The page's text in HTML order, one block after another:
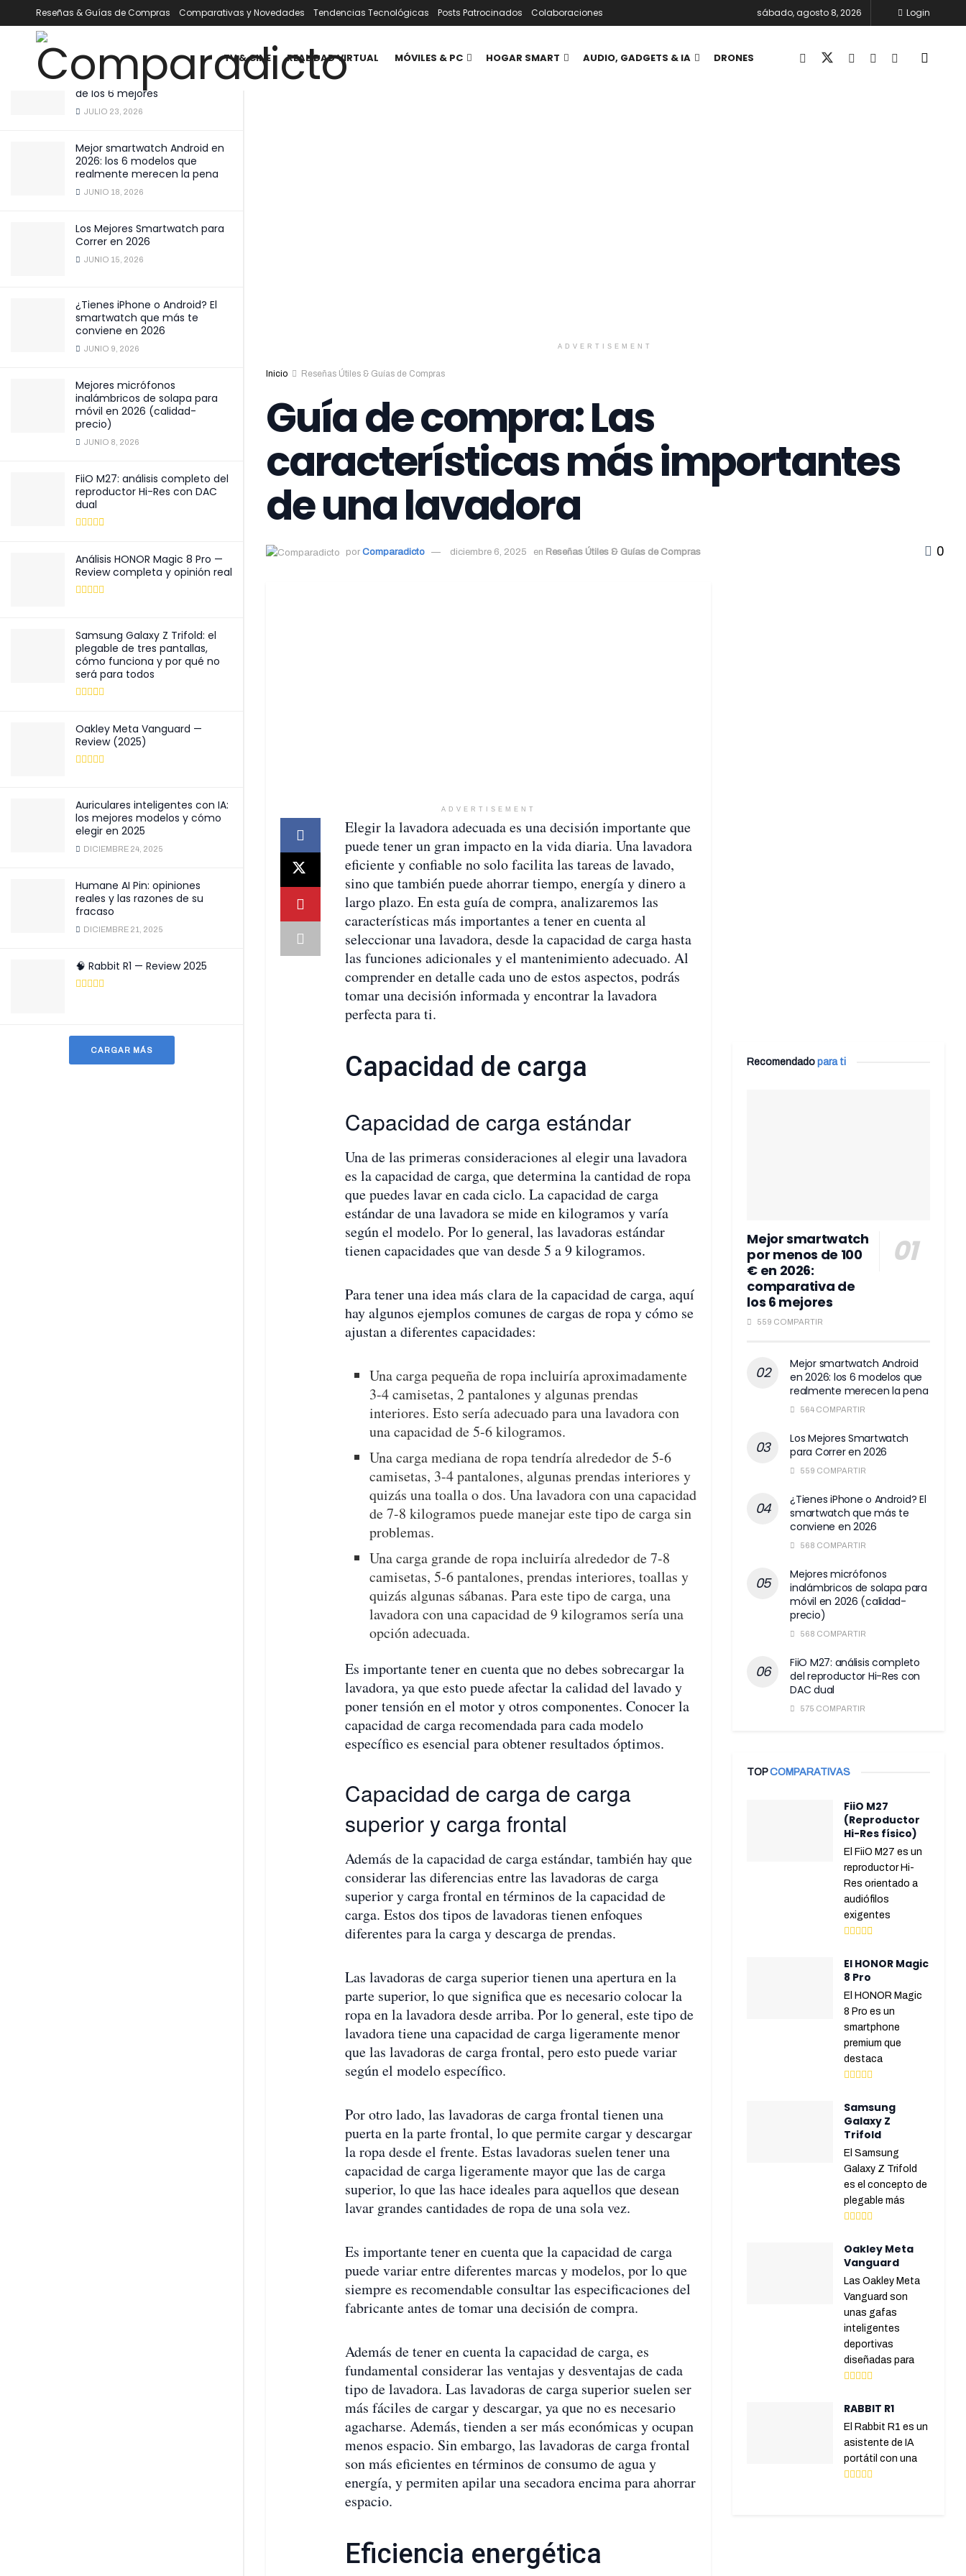
ÚLTIMOS TENDENCIA Filtrar
importantes de una lavadora
Mejor smartwatch por menos
de 100 € en 2026: comparativa
de los 6 mejores
JULIO 23, 2026
Mejor smartwatch Android en
2026: los 6 modelos que
realmente merecen la pena
JUNIO 18, 2026
Los Mejores Smartwatch para
Correr en 2026
JUNIO 15, 2026
¿Tienes iPhone o Android? El
smartwatch que más te
conviene en 2026
JUNIO 9, 2026
Mejores micrófonos
inalámbricos de solapa para
móvil en 2026 (calidad-
precio)
JUNIO 8, 2026
FiiO M27: análisis completo del
reproductor Hi-Res con DAC
dual
Análisis HONOR Magic 8 Pro —
Review completa y opinión real
Samsung Galaxy Z Trifold: el
plegable de tres pantallas,
cómo funciona y por qué no
será para todos
Oakley Meta Vanguard —
Review (2025)
Auriculares inteligentes con IA:
los mejores modelos y cómo
elegir en 2025
DICIEMBRE 24, 2025
Humane AI Pin: opiniones
reales y las razones de su
fracaso
DICIEMBRE 21, 2025
🧠 Rabbit R1 — Review 2025
CARGAR MÁS
Reseñas & Guías de Compras Comparativas y Novedades Tendencias Tecnológicas Posts Patrocinados Colaboraciones sábado, agosto 8, 2026 Login
TV & CINE REALIDAD VIRTUAL MÓVILES & PC HOGAR SMART AUDIO, GADGETS & IA DRONES
ADVERTISEMENT
Inicio Reseñas Útiles & Guías de Compras
Guía de compra: Las
características más importantes
de una lavadora
por Comparadicto diciembre 6, 2025 en Reseñas Útiles & Guías de Compras 0
ADVERTISEMENT
Elegir la lavadora adecuada es una decisión importante que
puede tener un gran impacto en la vida diaria. Una lavadora
eficiente y confiable no solo facilita las tareas de lavado,
sino que también puede ahorrar tiempo, energía y dinero a
largo plazo. En esta guía de compra, analizaremos las
características más importantes a tener en cuenta al
seleccionar una lavadora, desde la capacidad de carga hasta
las funciones adicionales y el mantenimiento adecuado. Al
comprender en detalle cada uno de estos aspectos, podrás
tomar una decisión informada y encontrar la lavadora
perfecta para ti.
Capacidad de carga
Capacidad de carga estándar
Una de las primeras consideraciones al elegir una lavadora
es la capacidad de carga, que determina la cantidad de ropa
que puedes lavar en cada ciclo. La capacidad de carga
estándar de una lavadora se mide en kilogramos y varía
según el modelo. Por lo general, las lavadoras estándar
tienen capacidades que van desde 5 a 9 kilogramos.
Para tener una idea más clara de la capacidad de carga, aquí
hay algunos ejemplos comunes de cargas de ropa y cómo se
ajustan a diferentes capacidades:
Una carga pequeña de ropa incluiría aproximadamente
3-4 camisetas, 2 pantalones y algunas prendas
interiores. Esto sería adecuado para una lavadora con
una capacidad de 5-6 kilogramos.
Una carga mediana de ropa tendría alrededor de 5-6
camisetas, 3-4 pantalones, algunas prendas interiores y
quizás una toalla o dos. Una lavadora con una capacidad
de 7-8 kilogramos puede manejar este tipo de carga sin
problemas.
Una carga grande de ropa incluiría alrededor de 7-8
camisetas, 5-6 pantalones, prendas interiores, toallas y
quizás algunas sábanas. Para este tipo de carga, una
lavadora con una capacidad de 9 kilogramos sería una
opción adecuada.
Es importante tener en cuenta que no debes sobrecargar la
lavadora, ya que esto puede afectar la calidad del lavado y
poner tensión en el motor y otros componentes. Conocer la
capacidad de carga recomendada para cada modelo
específico es esencial para obtener resultados óptimos.
Capacidad de carga de carga
superior y carga frontal
Además de la capacidad de carga estándar, también hay que
considerar las diferencias entre las lavadoras de carga
superior y carga frontal en términos de la capacidad de
carga. Estos dos tipos de lavadoras tienen enfoques
diferentes para la carga y descarga de prendas.
Las lavadoras de carga superior tienen una apertura en la
parte superior, lo que significa que es necesario colocar la
ropa en la lavadora desde arriba. Por lo general, este tipo de
lavadora tiene una capacidad de carga ligeramente menor
que las lavadoras de carga frontal, pero esto puede variar
según el modelo específico.
Por otro lado, las lavadoras de carga frontal tienen una
puerta en la parte frontal, lo que permite cargar y descargar
la ropa desde el frente. Estas lavadoras suelen tener una
capacidad de carga ligeramente mayor que las de carga
superior, lo que las hace ideales para aquellos que desean
lavar grandes cantidades de ropa de una sola vez.
Es importante tener en cuenta que la capacidad de carga
puede variar entre diferentes marcas y modelos, por lo que
siempre es recomendable consultar las especificaciones del
fabricante antes de tomar una decisión de compra.
Además de tener en cuenta la capacidad de carga, es
fundamental considerar las ventajas y desventajas de cada
tipo de lavadora. Las lavadoras de carga superior suelen ser
más fáciles de cargar y descargar, ya que no es necesario
agacharse. Además, tienden a ser más económicas y ocupan
menos espacio. Sin embargo, las lavadoras de carga frontal
son más eficientes en términos de consumo de agua y
energía, y permiten apilar una secadora encima para ahorrar
espacio.
Eficiencia energética
Recomendadopara ti
Mejor smartwatch
por menos de 100
€ en 2026:
comparativa de
los 6 mejores
559 COMPARTIR
Mejor smartwatch Android
en 2026: los 6 modelos que
realmente merecen la pena
564 COMPARTIR
Los Mejores Smartwatch
para Correr en 2026
559 COMPARTIR
¿Tienes iPhone o Android? El
smartwatch que más te
conviene en 2026
568 COMPARTIR
Mejores micrófonos
inalámbricos de solapa para
móvil en 2026 (calidad-
precio)
568 COMPARTIR
FiiO M27: análisis completo
del reproductor Hi-Res con
DAC dual
575 COMPARTIR
TOPCOMPARATIVAS
FiiO M27
(Reproductor
Hi-Res físico)
El FiiO M27 es un
reproductor Hi-
Res orientado a
audiófilos
exigentes
El HONOR Magic
8 Pro
El HONOR Magic
8 Pro es un
smartphone
premium que
destaca
Samsung
Galaxy Z
Trifold
El Samsung
Galaxy Z Trifold
es el concepto de
plegable más
Oakley Meta
Vanguard
Las Oakley Meta
Vanguard son
unas gafas
inteligentes
deportivas
diseñadas para
RABBIT R1
El Rabbit R1 es un
asistente de IA
portátil con una